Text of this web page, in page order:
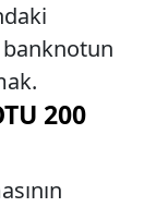
banknotun
200